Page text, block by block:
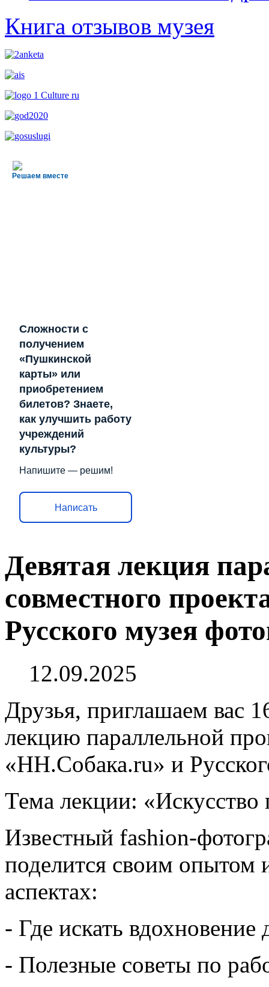
Книга отзывов музея
Решаем вместе
Сложности с
получением
«Пушкинской
карты» или
приобретением
билетов? Знаете,
как улучшить работу
учреждений
культуры?
Напишите — решим!
Написать
Девятая лекция
совместного
Русского музея
12.09.2025
Друзья, приглашаем вас
лекцию параллельной
«НН.Собака.ru» и
Тема лекции: «Искусство
Известный fashion-
поделится своим опытом
аспектах:
- Где искать вдохновение
- Полезные советы по